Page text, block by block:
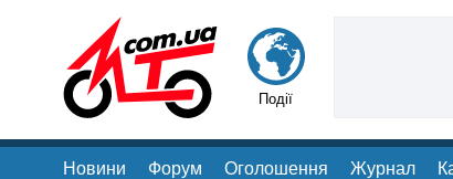
Події
Новини Форум Оголошення Журнал